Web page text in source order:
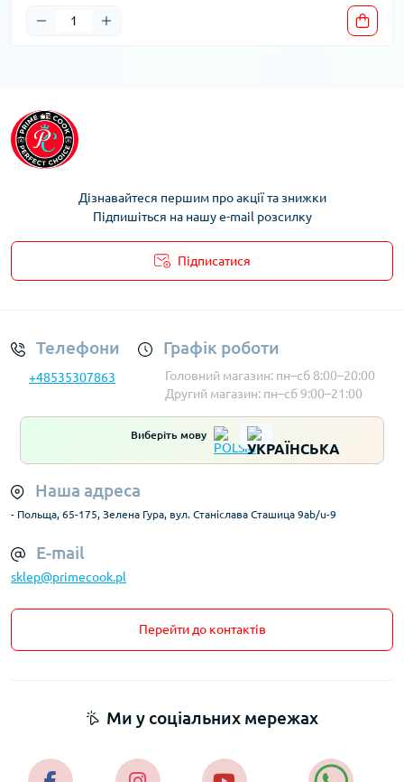
Дізнавайтеся першим про акції та знижки
Підпишіться на нашу e-mail розсилку
Підписатися
Телефони
+48535307863
Графік роботи
Головний магазин: пн–сб 8:00–20:00
Другий магазин: пн–сб 9:00–21:00
Виберіть мову
Наша адреса
- Польща, 65-175, Зелена Гура, вул. Станіслава Сташица 9ab/u-9
E-mail
sklep@primecook.pl
Перейти до контактів
Ми у соціальних мережах